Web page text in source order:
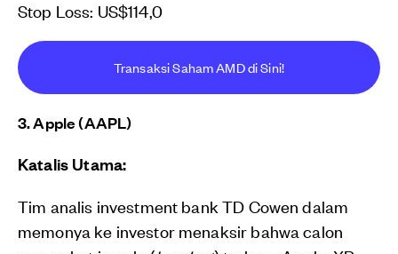
Stop Loss: US$114,0
Transaksi Saham AMD di Sini!
3. Apple (AAPL)
Katalis Utama:
Tim analis investment bank TD Cowen dalam
memonya ke investor menaksir bahwa calon